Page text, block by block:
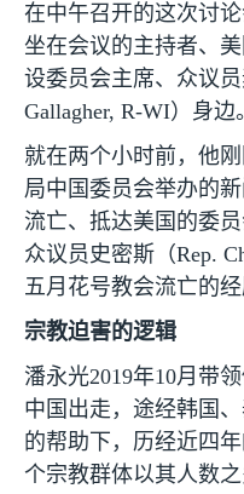
在中午召开的这次讨
坐在会议的主持者、
设委员会主席、众议
Gallagher, R-WI）身边。
就在两个小时前，他
局中国委员会举办的
流亡、抵达美国的委
众议员史密斯（Rep.
五月花号教会流亡的经
宗教迫害的逻辑
潘永光2019年10月带
中国出走，途经韩国
的帮助下，历经近四
个宗教群体以其人数